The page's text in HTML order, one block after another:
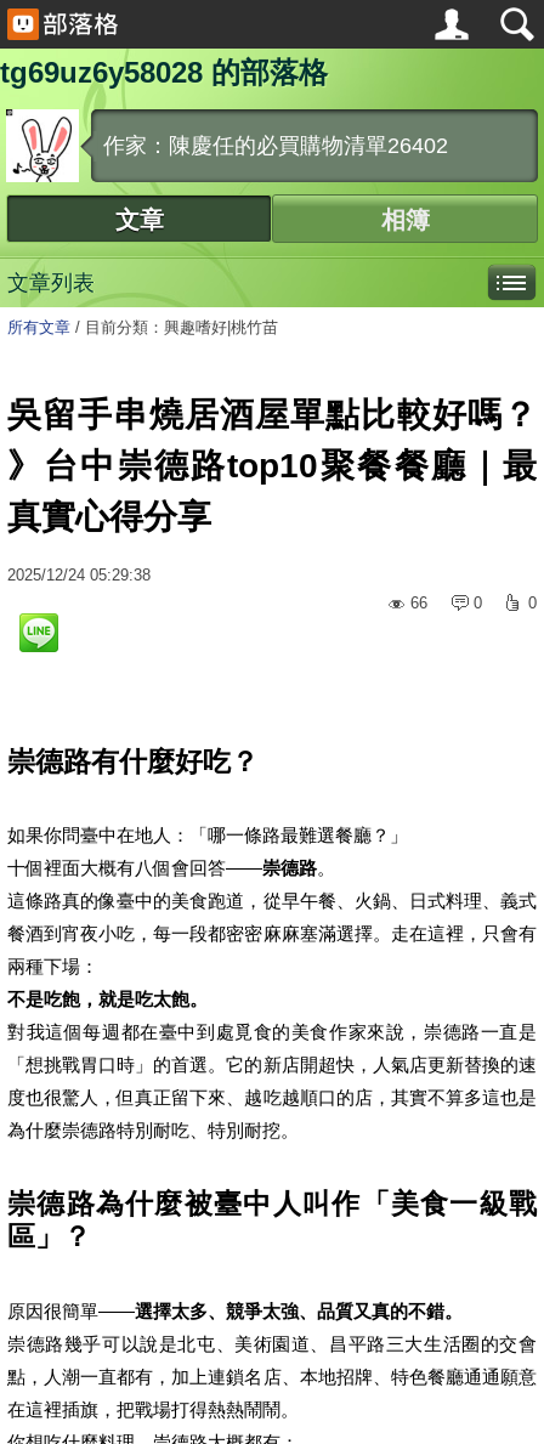
tg69uz6y58028 的部落格
作家：陳慶任的必買購物清單26402
文章 相簿
文章列表
所有文章 / 目前分類：興趣嗜好|桃竹苗
吳留手串燒居酒屋單點比較好嗎？
》台中崇德路top10聚餐餐廳｜最
真實心得分享
2025/12/24 05:29:38
66
0 0
崇德路有什麼好吃？
如果你問臺中在地人：「哪一條路最難選餐廳？」
十個裡面大概有八個會回答——崇德路。
這條路真的像臺中的美食跑道，從早午餐、火鍋、日式料理、義式
餐酒到宵夜小吃，每一段都密密麻麻塞滿選擇。走在這裡，只會有
兩種下場：
不是吃飽，就是吃太飽。
對我這個每週都在臺中到處覓食的美食作家來說，崇德路一直是
「想挑戰胃口時」的首選。它的新店開超快，人氣店更新替換的速
度也很驚人，但真正留下來、越吃越順口的店，其實不算多這也是
為什麼崇德路特別耐吃、特別耐挖。
崇德路為什麼被臺中人叫作「美食一級戰
區」？
原因很簡單——選擇太多、競爭太強、品質又真的不錯。
崇德路幾乎可以說是北屯、美術園道、昌平路三大生活圈的交會
點，人潮一直都有，加上連鎖名店、本地招牌、特色餐廳通通願意
在這裡插旗，把戰場打得熱熱鬧鬧。